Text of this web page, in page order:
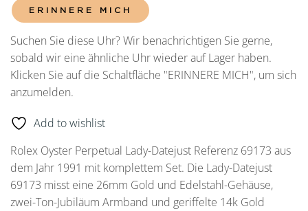
ERINNERE MICH
Suchen Sie diese Uhr? Wir benachrichtigen Sie gerne,
sobald wir eine ähnliche Uhr wieder auf Lager haben.
Klicken Sie auf die Schaltfläche "ERINNERE MICH", um sich
anzumelden.
Add to wishlist
Rolex Oyster Perpetual Lady-Datejust Referenz 69173 aus
dem Jahr 1991 mit komplettem Set. Die Lady-Datejust
69173 misst eine 26mm Gold und Edelstahl-Gehäuse,
zwei-Ton-Jubiläum Armband und geriffelte 14k Gold